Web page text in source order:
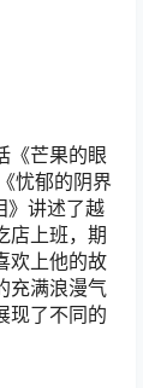
《芒果的眼
忧郁的阴界
》讲述了越
店上班，期
欢上他的故
充满浪漫气
现了不同的